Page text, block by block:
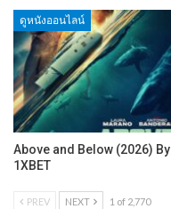
ดูหนังออนไลน์
Above and Below (2026) By
1XBET
PREV NEXT 1 of 2,770